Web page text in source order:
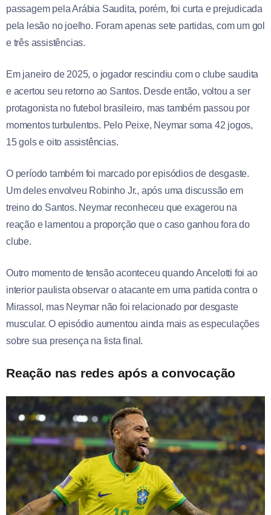
passagem pela Arábia Saudita, porém, foi curta e prejudicada
pela lesão no joelho. Foram apenas sete partidas, com um gol
e três assistências.
Em janeiro de 2025, o jogador rescindiu com o clube saudita
e acertou seu retorno ao Santos. Desde então, voltou a ser
protagonista no futebol brasileiro, mas também passou por
momentos turbulentos. Pelo Peixe, Neymar soma 42 jogos,
15 gols e oito assistências.
O período também foi marcado por episódios de desgaste.
Um deles envolveu Robinho Jr., após uma discussão em
treino do Santos. Neymar reconheceu que exagerou na
reação e lamentou a proporção que o caso ganhou fora do
clube.
Outro momento de tensão aconteceu quando Ancelotti foi ao
interior paulista observar o atacante em uma partida contra o
Mirassol, mas Neymar não foi relacionado por desgaste
muscular. O episódio aumentou ainda mais as especulações
sobre sua presença na lista final.
Reação nas redes após a convocação